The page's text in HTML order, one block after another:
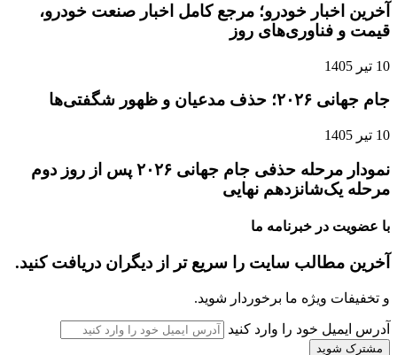
آخرین اخبار خودرو؛ مرجع کامل اخبار صنعت خودرو،
قیمت و فناوری‌های روز
10 تیر 1405
جام جهانی ۲۰۲۶؛ حذف مدعیان و ظهور شگفتی‌ها
10 تیر 1405
نمودار مرحله حذفی جام جهانی ۲۰۲۶ پس از روز دوم
مرحله یک‌شانزدهم نهایی
با عضویت در خبرنامه ما
آخرین مطالب سایت را سریع تر از دیگران دریافت کنید.
و تخفیفات ویژه ما برخوردار شوید.
آدرس ایمیل خود را وارد کنید